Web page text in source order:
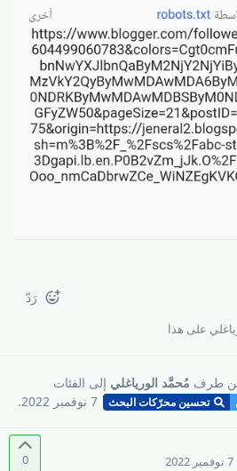
رَدّ
على هذا
من طرف مُحمَّد الورياغلي إلى الفئات
تحسين محرّكات البحث 7 نوفمبر 2022 .
0 7 نوفمبر 2022